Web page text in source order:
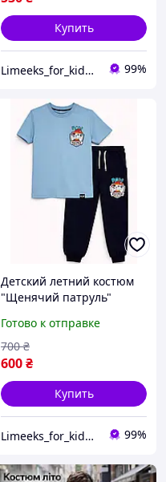
Купить
Limeeks_for_kids - интернет магазин детской одежды и аксесуаров 99%
Детский летний костюм
"Щенячий патруль"
мальчика 128-134 см.
Готово к отправке
600₴
700 ₴
Купить
Limeeks_for_kids - интернет магазин детской одежды и аксесуаров 99%